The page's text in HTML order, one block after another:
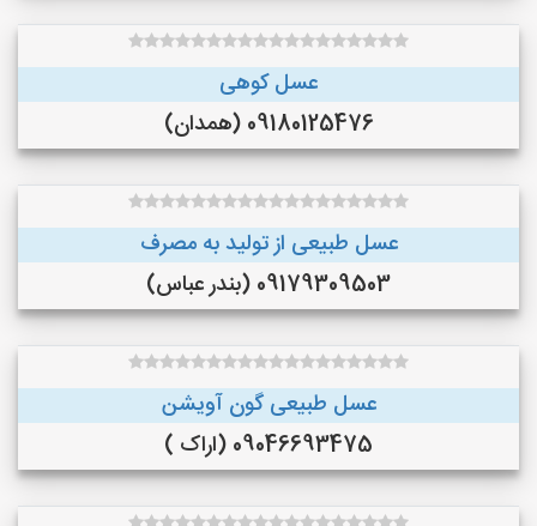
عسل کوهی
09180125476 (همدان)
عسل طبیعی از تولید به مصرف
09179309503 (بندر عباس)
عسل طبیعی گون آویشن
09046693475 (اراک )